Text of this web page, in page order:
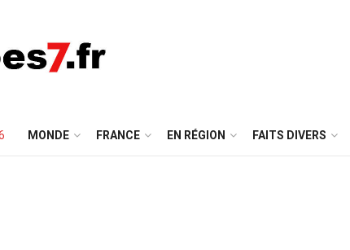
MONDE FRANCE EN RÉGION FAITS DIVERS